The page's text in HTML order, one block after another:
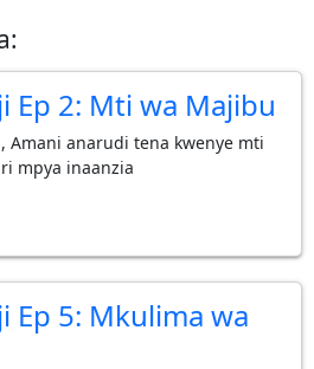
Ep 2: Mti wa Majibu
Amani anarudi tena kwenye mti
mpya inaanzia
Ep 5: Mkulima wa